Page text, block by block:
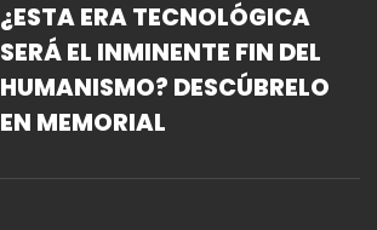
¿ESTA ERA TECNOLÓGICA
SERÁ EL INMINENTE FIN DEL
HUMANISMO? DESCÚBRELO
EN MEMORIAL